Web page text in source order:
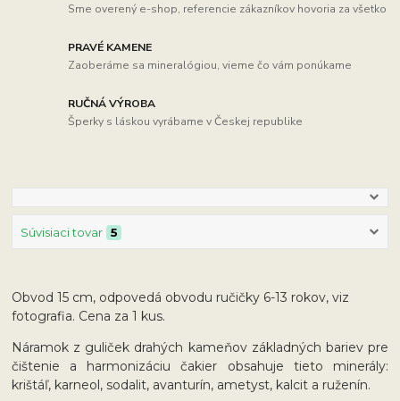
Sme overený e-shop, referencie zákazníkov hovoria za všetko
PRAVÉ KAMENE
Zaoberáme sa mineralógiou, vieme čo vám ponúkame
RUČNÁ VÝROBA
Šperky s láskou vyrábame v Českej republike
Súvisiaci tovar 5
Obvod 15 cm, odpovedá obvodu ručičky 6-13 rokov, viz
fotografia. Cena za 1 kus.
Náramok z guliček drahých kameňov základných bariev pre
čištenie a harmonizáciu čakier obsahuje tieto minerály:
krištáľ, karneol, sodalit, avanturín, ametyst, kalcit a ruženín.